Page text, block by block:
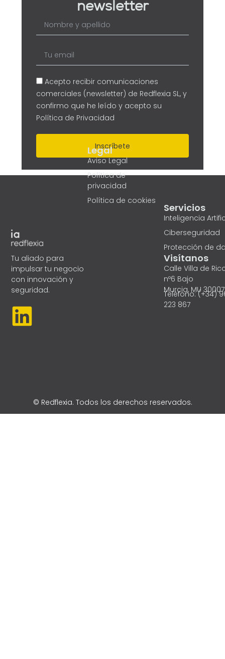
newsletter
Nombre
email
Acepto recibir comunicaciones
comerciales (newsletter) de Redflexia SL, y
confirmo que he leído y acepto su
Política de Privacidad
Inscríbete
Tu aliado para
impulsar tu negocio
con innovación y
seguridad.
L
i
e
d
Legal
Aviso Legal
Política de
privacidad
Política de cookies
Servicios
Inteligencia
Ciberseguridad
Protección de
Visítanos
Calle Villa de
nº6 Bajo
Murcia, MU 30007
Teléfono: (+34)
223 867
© Redflexia. Todos los derechos reservados.